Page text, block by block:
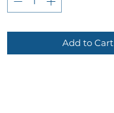
Add to Cart